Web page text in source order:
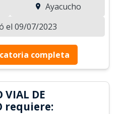
Ayacucho
el 09/07/2023
completa
VIAL DE
requiere: